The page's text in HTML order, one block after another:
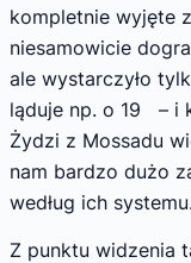
kompletnie wyjęte
niesamowicie
ale wystarczyło
ląduje np. o 19 – i
Żydzi z Mossadu
nam bardzo dużo
według ich
Z punktu widzenia